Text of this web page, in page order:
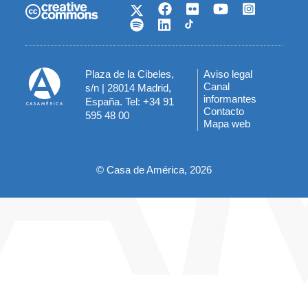
Plaza de la Cibeles,
s/n | 28014 Madrid,
España. Tel: +34 91
595 48 00
Menú
del
pie
Aviso legal
Canal
informantes
Contacto
Mapa web
© Casa de América, 2026